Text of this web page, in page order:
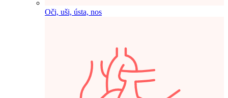
Oči, uši, ústa, nos